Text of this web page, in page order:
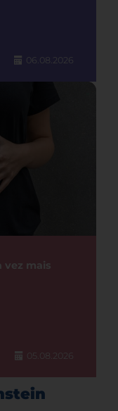
06.08.2026
vez mais
05.08.2026